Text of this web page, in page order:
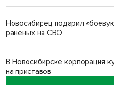
Новосибирец подарил
раненых на СВО
В Новосибирске корпорация
на приставов